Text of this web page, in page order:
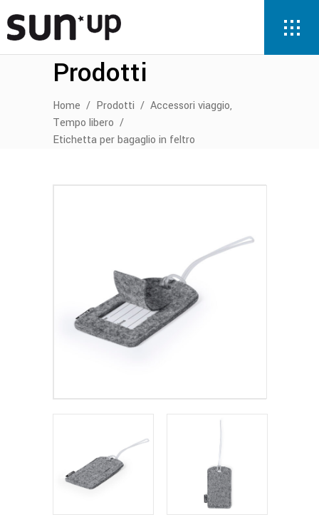
Prodotti
Home / Prodotti / Accessori viaggio,
Tempo libero /
Etichetta per bagaglio in feltro